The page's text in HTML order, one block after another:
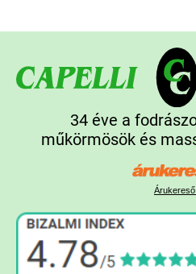
34 éve a
műkörmösök és